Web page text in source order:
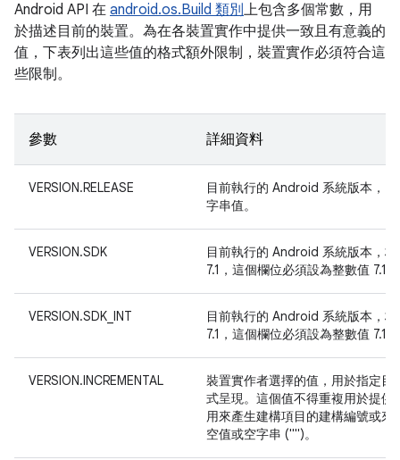
Android API 在 android.os.Build 類別上包含多個常數，用
於描述目前的裝置。為在各裝置實作中提供一致且有意義的
值，下表列出這些值的格式額外限制，裝置實作必須符合這
些限制。
參數 詳細資料
VERSION.RELEASE
目前執行的 Android 系統版本，
字串值。
VERSION.SDK
目前執行的 Android 系統版本，
7.1，這個欄位必須設為整數值
VERSION.SDK_INT
目前執行的 Android 系統版本，
7.1，這個欄位必須設為整數值
VERSION.INCREMENTAL
裝置實作者選擇的值，用於指定
式呈現。這個值不得重複用於提
用來產生建構項目的建構編號或
空值或空字串 ("")。